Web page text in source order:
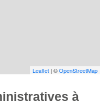
Leaflet | ©OpenStreetMap
à